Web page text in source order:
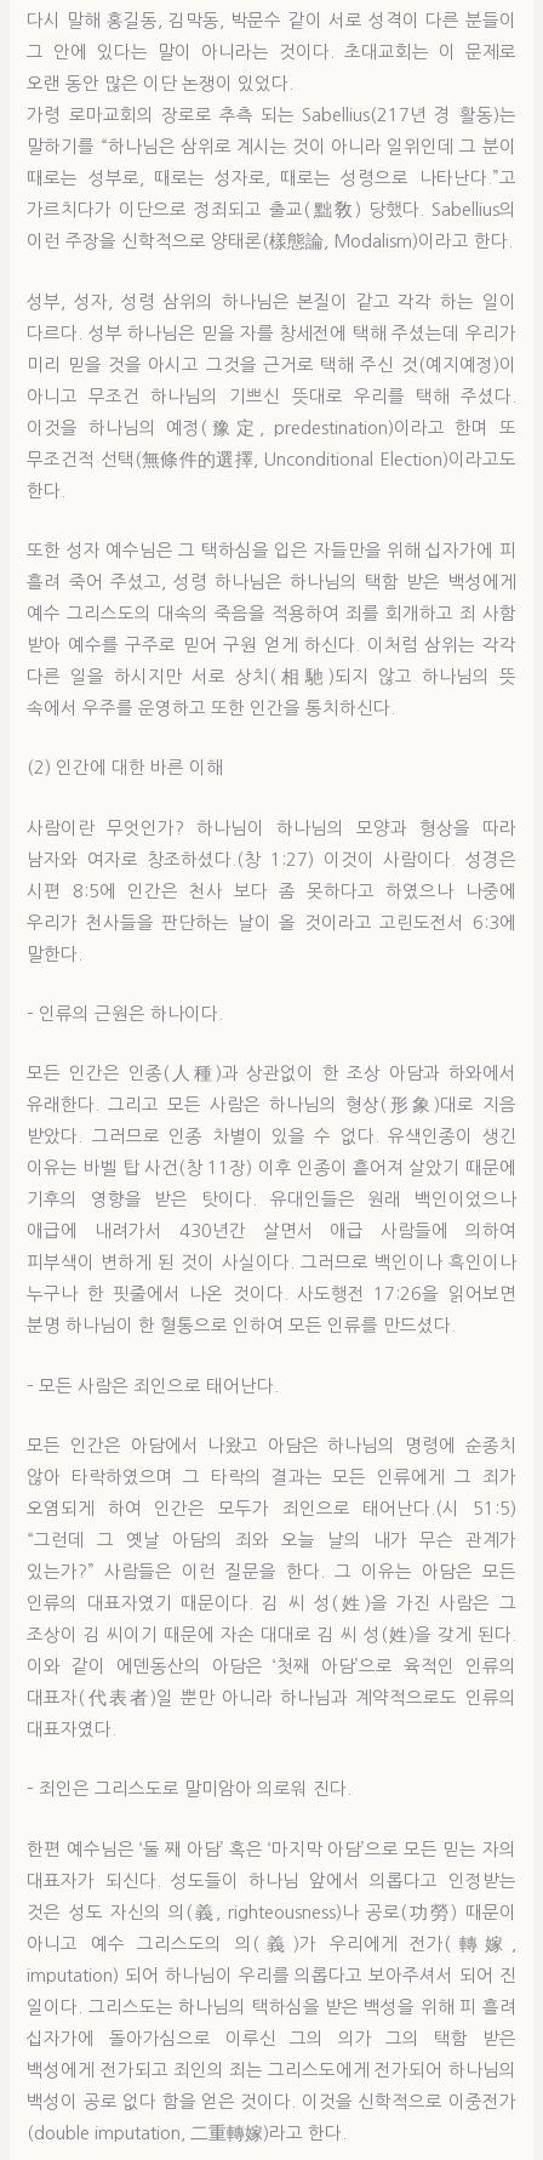
다시 말해 홍길동, 김막동, 박문수 같이 서로 성격이 다른 분들이
그 안에 있다는 말이 아니라는 것이다. 초대교회는 이 문제로
오랜 동안 많은 이단 논쟁이 있었다.
가령 로마교회의 장로로 추측 되는 Sabellius(217년 경 활동)는
말하기를 “하나님은 삼위로 계시는 것이 아니라 일위인데 그 분이
때로는 성부로, 때로는 성자로, 때로는 성령으로 나타난다.”고
가르치다가 이단으로 정죄되고 출교(黜敎) 당했다. Sabellius의
이런 주장을 신학적으로 양태론(樣態論, Modalism)이라고 한다.
성부, 성자, 성령 삼위의 하나님은 본질이 같고 각각 하는 일이
다르다. 성부 하나님은 믿을 자를 창세전에 택해 주셨는데 우리가
미리 믿을 것을 아시고 그것을 근거로 택해 주신 것(예지예정)이
아니고 무조건 하나님의 기쁘신 뜻대로 우리를 택해 주셨다.
이것을 하나님의 예정(豫定, predestination)이라고 한며 또
무조건적 선택(無條件的選擇, Unconditional Election)이라고도
한다.
또한 성자 예수님은 그 택하심을 입은 자들만을 위해 십자가에 피
흘려 죽어 주셨고, 성령 하나님은 하나님의 택함 받은 백성에게
예수 그리스도의 대속의 죽음을 적용하여 죄를 회개하고 죄 사함
받아 예수를 구주로 믿어 구원 얻게 하신다. 이처럼 삼위는 각각
다른 일을 하시지만 서로 상치(相馳)되지 않고 하나님의 뜻
속에서 우주를 운영하고 또한 인간을 통치하신다.
(2) 인간에 대한 바른 이해
사람이란 무엇인가? 하나님이 하나님의 모양과 형상을 따라
남자와 여자로 창조하셨다.(창 1:27) 이것이 사람이다. 성경은
시편 8:5에 인간은 천사 보다 좀 못하다고 하였으나 나중에
우리가 천사들을 판단하는 날이 올 것이라고 고린도전서 6:3에
말한다.
– 인류의 근원은 하나이다.
모든 인간은 인종(人種)과 상관없이 한 조상 아담과 하와에서
유래한다. 그리고 모든 사람은 하나님의 형상(形象)대로 지음
받았다. 그러므로 인종 차별이 있을 수 없다. 유색인종이 생긴
이유는 바벨 탑 사건(창 11장) 이후 인종이 흩어져 살았기 때문에
기후의 영향을 받은 탓이다. 유대인들은 원래 백인이었으나
애급에 내려가서 430년간 살면서 애급 사람들에 의하여
피부색이 변하게 된 것이 사실이다. 그러므로 백인이나 흑인이나
누구나 한 핏줄에서 나온 것이다. 사도행전 17:26을 읽어보면
분명 하나님이 한 혈통으로 인하여 모든 인류를 만드셨다.
– 모든 사람은 죄인으로 태어난다.
모든 인간은 아담에서 나왔고 아담은 하나님의 명령에 순종치
않아 타락하였으며 그 타락의 결과는 모든 인류에게 그 죄가
오염되게 하여 인간은 모두가 죄인으로 태어난다.(시 51:5)
“그런데 그 옛날 아담의 죄와 오늘 날의 내가 무슨 관계가
있는가?” 사람들은 이런 질문을 한다. 그 이유는 아담은 모든
인류의 대표자였기 때문이다. 김 씨 성(姓)을 가진 사람은 그
조상이 김 씨이기 때문에 자손 대대로 김 씨 성(姓)을 갖게 된다.
이와 같이 에덴동산의 아담은 ‘첫째 아담’으로 육적인 인류의
대표자(代表者)일 뿐만 아니라 하나님과 계약적으로도 인류의
대표자였다.
– 죄인은 그리스도로 말미암아 의로워 진다.
한편 예수님은 ‘둘 째 아담’ 혹은 ‘마지막 아담’으로 모든 믿는 자의
대표자가 되신다. 성도들이 하나님 앞에서 의롭다고 인정받는
것은 성도 자신의 의(義, righteousness)나 공로(功勞) 때문이
아니고 예수 그리스도의 의(義)가 우리에게 전가(轉嫁,
imputation) 되어 하나님이 우리를 의롭다고 보아주셔서 되어 진
일이다. 그리스도는 하나님의 택하심을 받은 백성을 위해 피 흘려
십자가에 돌아가심으로 이루신 그의 의가 그의 택함 받은
백성에게 전가되고 죄인의 죄는 그리스도에게 전가되어 하나님의
백성이 공로 없다 함을 얻은 것이다. 이것을 신학적으로 이중전가
(double imputation, 二重轉嫁)라고 한다.